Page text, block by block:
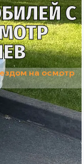
С
на осмотр